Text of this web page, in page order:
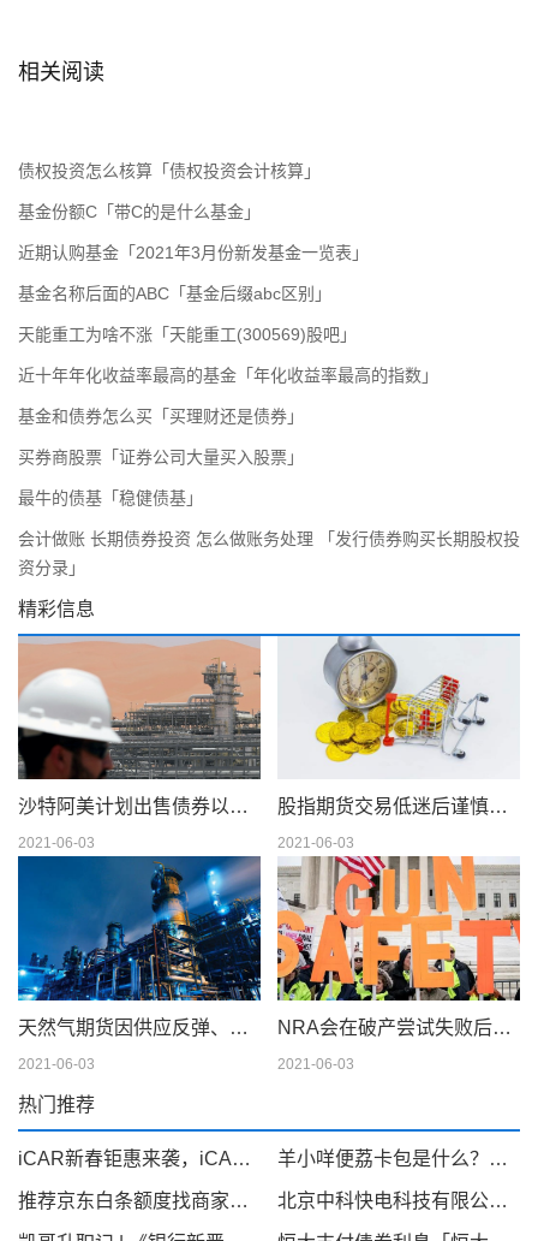
相关阅读
债权投资怎么核算「债权投资会计核算」
基金份额C「带C的是什么基金」
近期认购基金「2021年3月份新发基金一览表」
基金名称后面的ABC「基金后缀abc区别」
天能重工为啥不涨「天能重工(300569)股吧」
近十年年化收益率最高的基金「年化收益率最高的指数」
基金和债券怎么买「买理财还是债券」
买券商股票「证券公司大量买入股票」
最牛的债基「稳健债基」
会计做账 长期债券投资 怎么做账务处理 「发行债券购买长期股权投
资分录」
精彩信息
沙特阿美计划出售债券以筹集 750 亿美元的股息
2021-06-03
股指期货交易低迷后谨慎交易
2021-06-03
天然气期货因供应反弹、天气模型转变而下滑；现金仍在摇摆
2021-06-03
NRA会在破产尝试失败后解散吗
2021-06-03
热门推荐
iCAR新春钜惠来袭，iCAR 03至高优惠35000元 羊小咩便荔卡包是什么？可以提现套取出来吗，看完你就明白！
推荐京东白条额度找商家兑现，京东白条秒到商家介绍 北京中科快电科技有限公司旗下“快来电”项目：获知名企业中健华程（北京）科技有限公司A轮2500万融资引领新能源汽车充电桩产业新篇章